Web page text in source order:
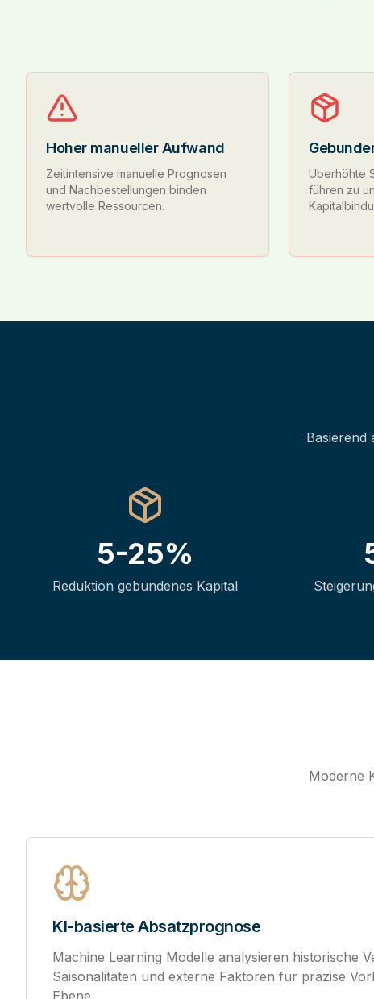
Hoher manueller Aufwand
Zeitintensive manuelle Prognosen
und Nachbestellungen binden
wertvolle Ressourcen.
Überhöhte
führen zu
Basierend
5-25%
Reduktion gebundenes Kapital
Moderne
KI-basierte Absatzprognose
Machine Learning Modelle analysieren historische
Saisonalitäten und externe Faktoren für präzise
Ebene.